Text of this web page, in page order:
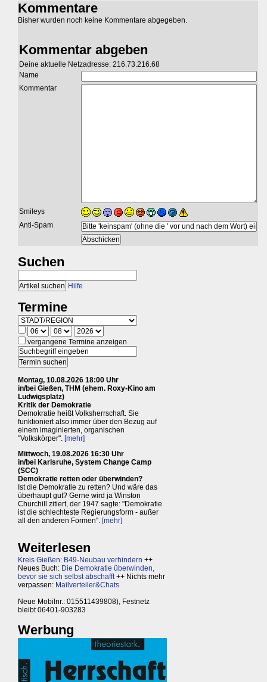
Kommentare
Bisher wurden noch keine Kommentare abgegeben.
Kommentar abgeben
Deine aktuelle Netzadresse: 216.73.216.68
Name
Kommentar
Smileys
Anti-Spam
Suchen
Hilfe
Termine
vergangene Termine anzeigen
Montag, 10.08.2026 18:00 Uhr
in/bei Gießen, THM (ehem. Roxy-Kino am
Ludwigsplatz)
Kritik der Demokratie
Demokratie heißt Volksherrschaft. Sie
funktioniert also immer über den Bezug auf
einem imaginierten, organischen
"Volkskörper". [mehr]
Mittwoch, 19.08.2026 16:30 Uhr
in/bei Karlsruhe, System Change Camp
(SCC)
Demokratie retten oder überwinden?
Ist die Demokratie zu retten? Und wäre das
überhaupt gut? Gerne wird ja Winston
Churchill zitiert, der 1947 sagte: "Demokratie
ist die schlechteste Regierungsform - außer
all den anderen Formen". [mehr]
Weiterlesen
Kreis Gießen: B49-Neubau verhindern ++
Neues Buch: Die Demokratie überwinden,
bevor sie sich selbst abschafft++ Nichts mehr
verpassen: Mailverteiler&Chats
Neue Mobilnr.: 015511439808), Festnetz
bleibt 06401-903283
Werbung